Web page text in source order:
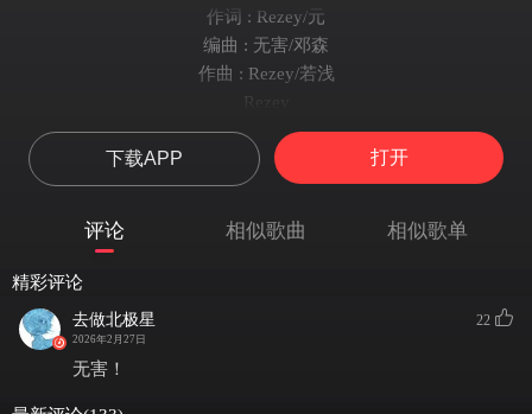
作词 : Rezey/元
编曲 : 无害/邓森
作曲 : Rezey/若浅
Rezey
幸福和我擦肩而过真心换不来结果
空荡的房间里只剩下了孤独和沉默
怪我流了太多泪慢慢把心脏给封锁
明明幸福在我眼前我却习惯性后退
可是心脏的破碎让我不敢再打开心扉
下载APP 打开
评论 相似歌曲 相似歌单
精彩评论
去做北极星
2026年2月27日
22
无害！